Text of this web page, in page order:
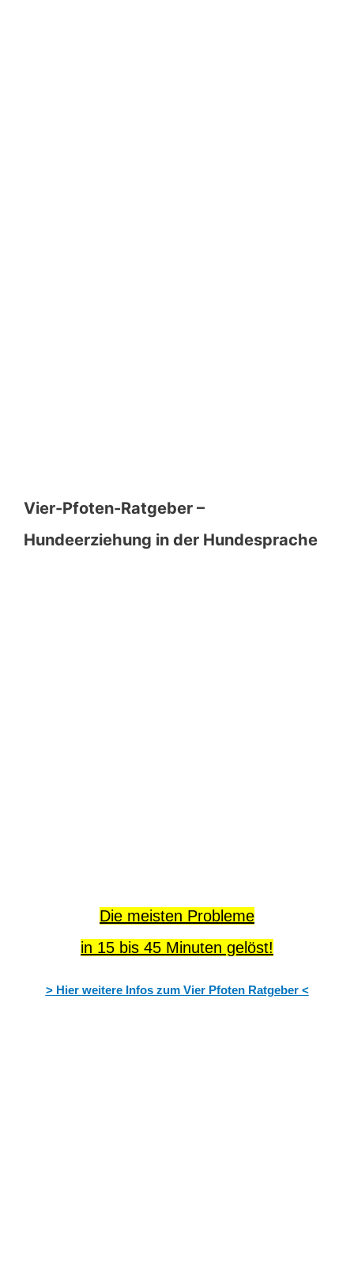
Vier-Pfoten-Ratgeber –
Hundeerziehung in der Hundesprache
Die meisten Probleme
in 15 bis 45 Minuten gelöst!
> Hier weitere Infos zum Vier Pfoten Ratgeber <